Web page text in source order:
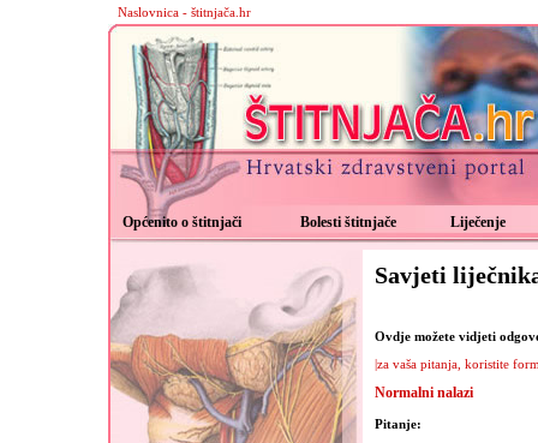
Naslovnica - štitnjača.hr
Općenito o štitnjači Bolesti štitnjače Liječenje
Savjeti
Ovdje možete vidjeti
|za vaša pitanja, koristite
Normalni nalazi
Pitanje: